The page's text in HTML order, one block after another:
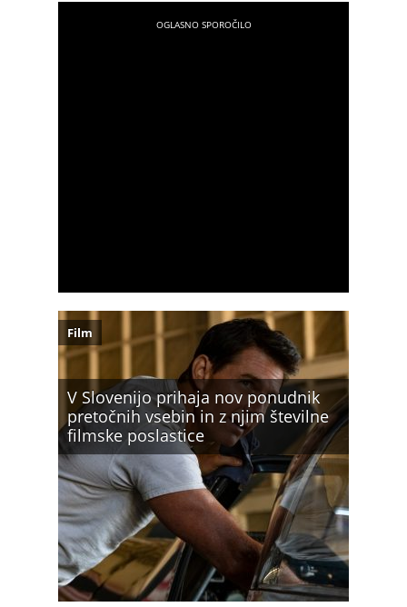
V Slovenijo prihaja nov ponudnik
pretočnih vsebin in z njim številne
filmske poslastice
Film